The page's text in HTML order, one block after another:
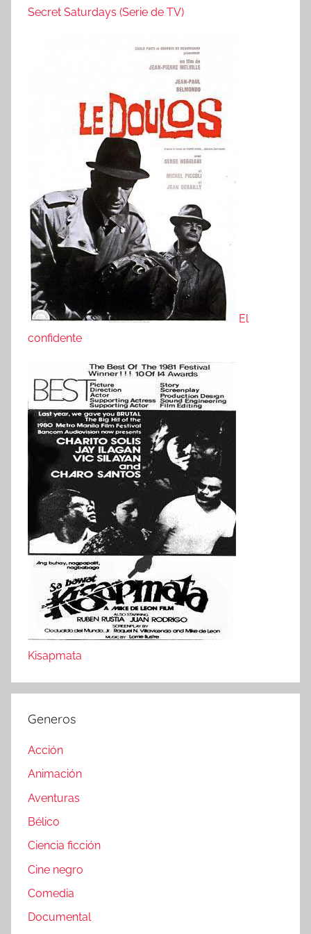
Secret Saturdays (Serie de TV)
El
confidente
Kisapmata
Generos
Acción
Animación
Aventuras
Bélico
Ciencia ficción
Cine negro
Comedia
Documental